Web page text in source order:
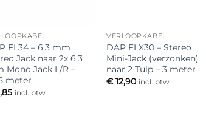
FL34 – 6,3 mm
Jack naar 2x 6,3
Mono Jack L/R –
meter
incl. btw
VERLOOPKABEL
DAP FLX30 – Stereo
Mini-Jack (verzonken)
naar 2 Tulp – 3 meter
€12,90 incl. btw